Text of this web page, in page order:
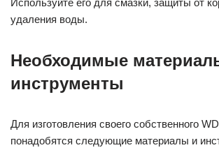
Используйте его для смазки, защиты от
удаления воды.
Необходимые
инструменты
Для изготовления своего собственного
понадобятся следующие материалы и